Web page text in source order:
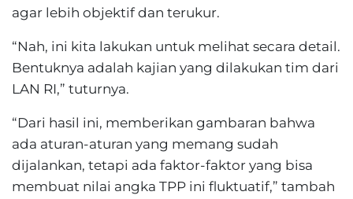
agar lebih objektif dan terukur.
“Nah, ini kita lakukan untuk melihat secara detail.
Bentuknya adalah kajian yang dilakukan tim dari
LAN RI,” tuturnya.
“Dari hasil ini, memberikan gambaran bahwa
ada aturan-aturan yang memang sudah
dijalankan, tetapi ada faktor-faktor yang bisa
membuat nilai angka TPP ini fluktuatif,” tambah